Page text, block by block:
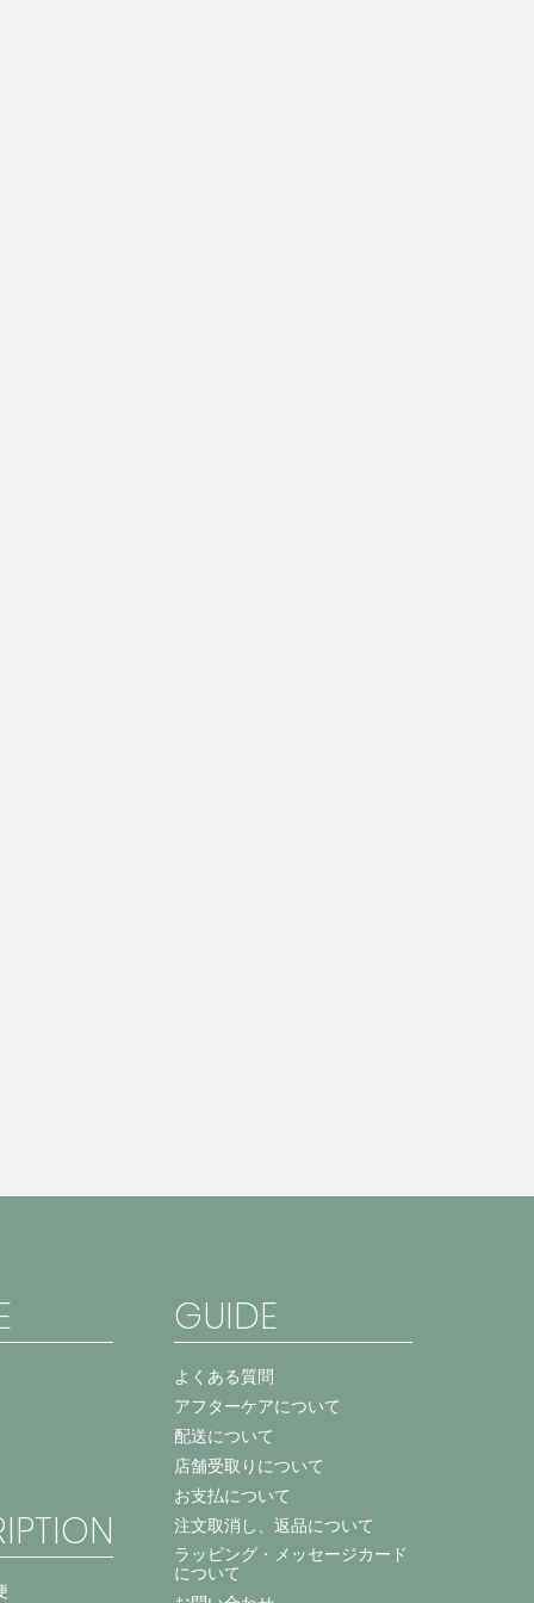
GUIDE
よくある質問
アフターケアについて
配送について
店舗受取りについて
お支払について
注文取消し、返品について
ラッピング・メッセージカード
について